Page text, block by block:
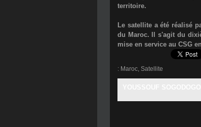
territoire.
Le satellite a été réalisé
du Maroc. Il s'agit du
mise en service au CSG
: Maroc Satellite